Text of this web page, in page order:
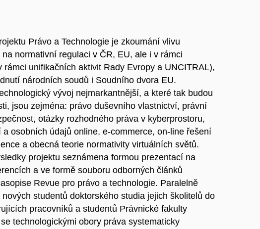
Právo a Technologie je zkoumání vlivu
normativní regulaci v ČR, EU, ale i v rámci
rámci unifikačních aktivit Rady Evropy a UNCITRAL),
národních soudů i Soudního dvora EU.
vývoj nejmarkantnější, a které tak budou
jsou zejména: právo duševního vlastnictví, právní
otázky rozhodného práva v kyberprostoru,
osobních údajů online, e-commerce, on-line řešení
a obecná teorie normativity virtuálních světů.
projektu seznámena formou prezentací na
a ve formě souboru odborných článků
Revue pro právo a technologie. Paralelně
studentů doktorského studia jejich školitelů do
pracovníků a studentů Právnické fakulty
technologickými obory práva systematicky